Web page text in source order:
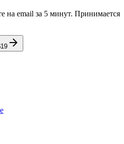
на email за 5 минут. Принимается
19